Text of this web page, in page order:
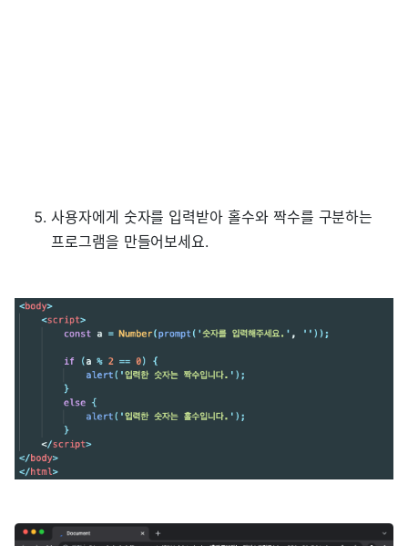
사용자에게 숫자를 입력받아 홀수와 짝수를 구분하는
프로그램을 만들어보세요.